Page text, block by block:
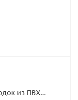
из ПВХ